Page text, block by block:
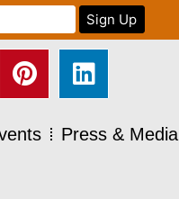
Press & Media